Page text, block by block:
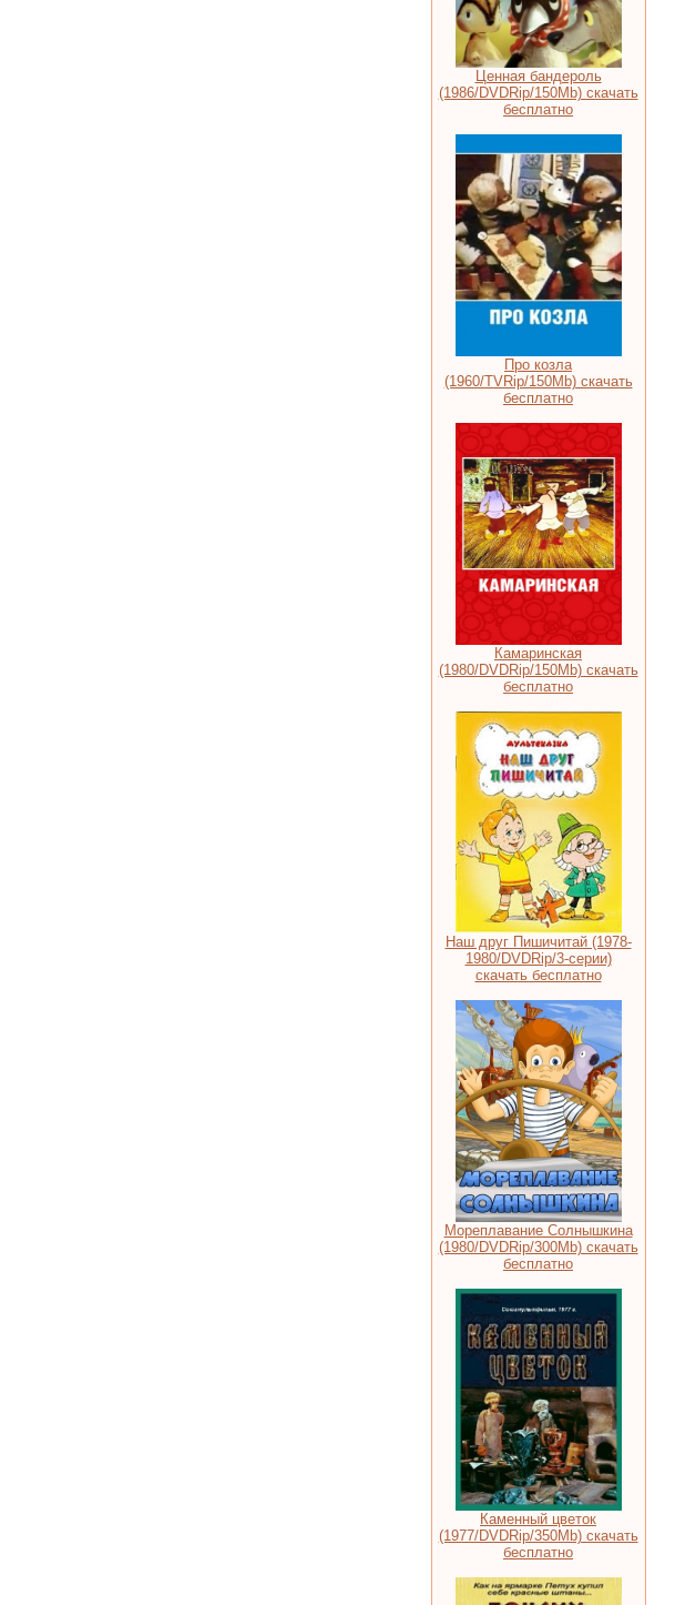
Ценная бандероль
(1986/DVDRip/150Mb) скачать
бесплатно
Про козла
(1960/TVRip/150Мb) скачать
бесплатно
Камаринская
(1980/DVDRip/150Мb) скачать
бесплатно
Наш друг Пишичитай (1978-
1980/DVDRip/3-серии)
скачать бесплатно
Мореплавание Солнышкина
(1980/DVDRip/300Мb) скачать
бесплатно
Каменный цветок
(1977/DVDRip/350Mb) скачать
бесплатно